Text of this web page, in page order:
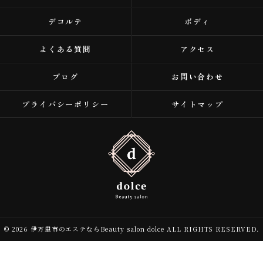
デコルテ ボディ
よくある質問 アクセス
ブログ お問い合わせ
プライバシーポリシー サイトマップ
© 2026 伊万里市のエステならBeauty salon dolce ALL RIGHTS RESERVED.